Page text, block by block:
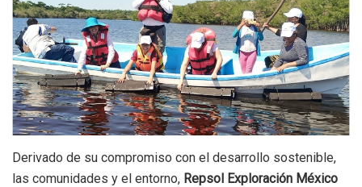
Derivado de su compromiso con el desarrollo sostenible,
las comunidades y el entorno, Repsol Exploración México